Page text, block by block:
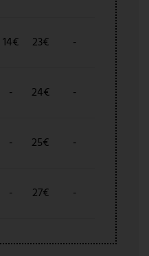
14€ 23€ -
- 24€ -
- 25€ -
- 27€ -